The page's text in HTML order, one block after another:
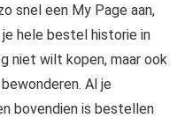
snel een My Page aan,
hele bestel historie in
niet wilt kopen, maar ook
Al je
bovendien is bestellen